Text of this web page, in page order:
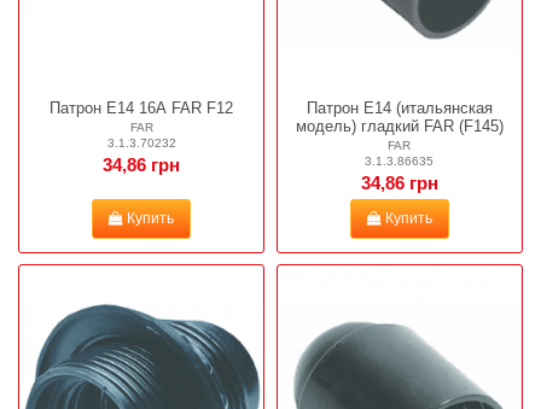
Патрон Е14 16А FAR F12
FAR
3.1.3.70232
34,86 грн
Купить
Патрон Е14 (итальянская
модель) гладкий FAR (F145)
FAR
3.1.3.86635
34,86 грн
Купить